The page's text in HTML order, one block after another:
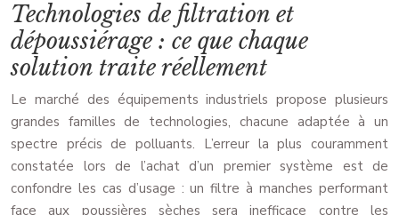
Technologies de filtration et
dépoussiérage : ce que chaque
solution traite réellement
Le marché des équipements industriels propose plusieurs
grandes familles de technologies, chacune adaptée à un
spectre précis de polluants. L’erreur la plus couramment
constatée lors de l’achat d’un premier système est de
confondre les cas d’usage : un filtre à manches performant
face aux poussières sèches sera inefficace contre les